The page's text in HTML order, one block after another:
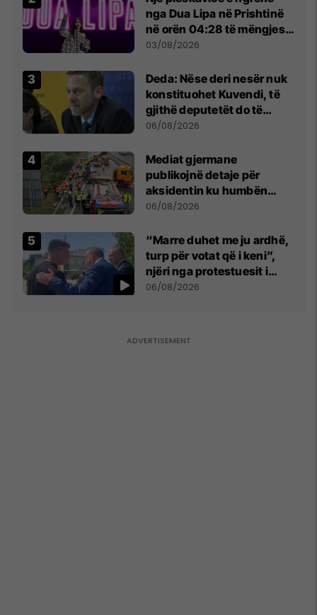
nga Dua Lipa në Prishtinë
në orën 04:28 të mëngjesit
- dhe bota digjitale serbe
03/08/2026
Deda: Nëse deri nesër nuk
konstituohet Kuvendi, të
gjithë deputetët do të
bëjnë shkelje të rëndë
06/08/2026
Mediat gjermane
publikojnë detaje për
aksidentin ku humbën
jetën tre mërgimtarë nga
06/08/2026
“Marre duhet me ju ardhë,
turp për votat që i keni”,
njëri nga protestuesit i
drejtohet Bedri Hamzës
06/08/2026